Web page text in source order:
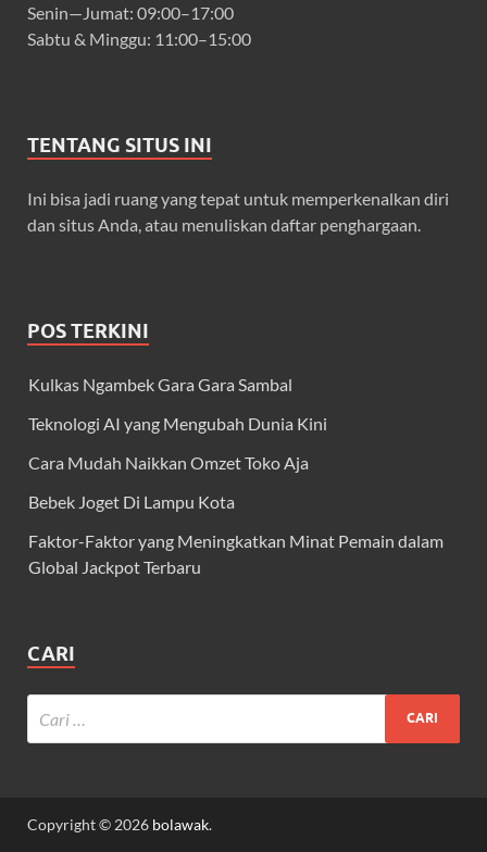
Senin—Jumat: 09:00–17:00
Sabtu & Minggu: 11:00–15:00
TENTANG SITUS INI
Ini bisa jadi ruang yang tepat untuk memperkenalkan diri
dan situs Anda, atau menuliskan daftar penghargaan.
POS TERKINI
Kulkas Ngambek Gara Gara Sambal
Teknologi AI yang Mengubah Dunia Kini
Cara Mudah Naikkan Omzet Toko Aja
Bebek Joget Di Lampu Kota
Faktor-Faktor yang Meningkatkan Minat Pemain dalam
Global Jackpot Terbaru
CARI
Copyright © 2026 bolawak.